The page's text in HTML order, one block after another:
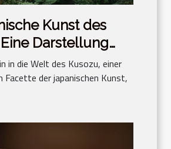
Kunst des
Darstellung
in die Welt des Kusozu, einer
Facette der japanischen Kunst,